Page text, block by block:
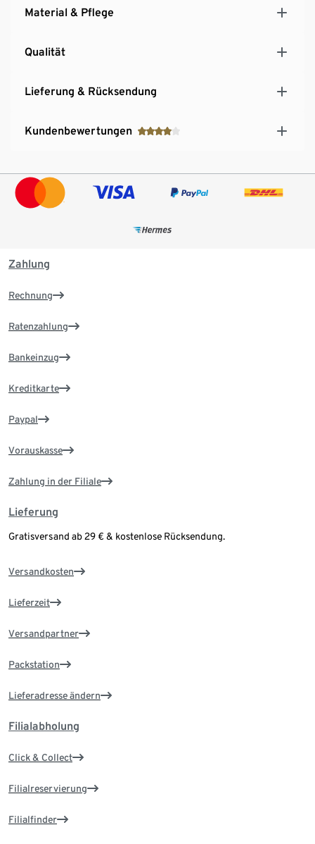
Material & Pflege
Qualität
Lieferung & Rücksendung
Kundenbewertungen
Zahlung
Rechnung
Ratenzahlung
Bankeinzug
Kreditkarte
Paypal
Vorauskasse
Zahlung in der Filiale
Lieferung
Gratisversand ab 29 € & kostenlose Rücksendung.
Versandkosten
Lieferzeit
Versandpartner
Packstation
Lieferadresse ändern
Filialabholung
Click & Collect
Filialreservierung
Filialfinder